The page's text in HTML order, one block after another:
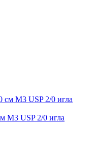
М3 USP 2/0 игла